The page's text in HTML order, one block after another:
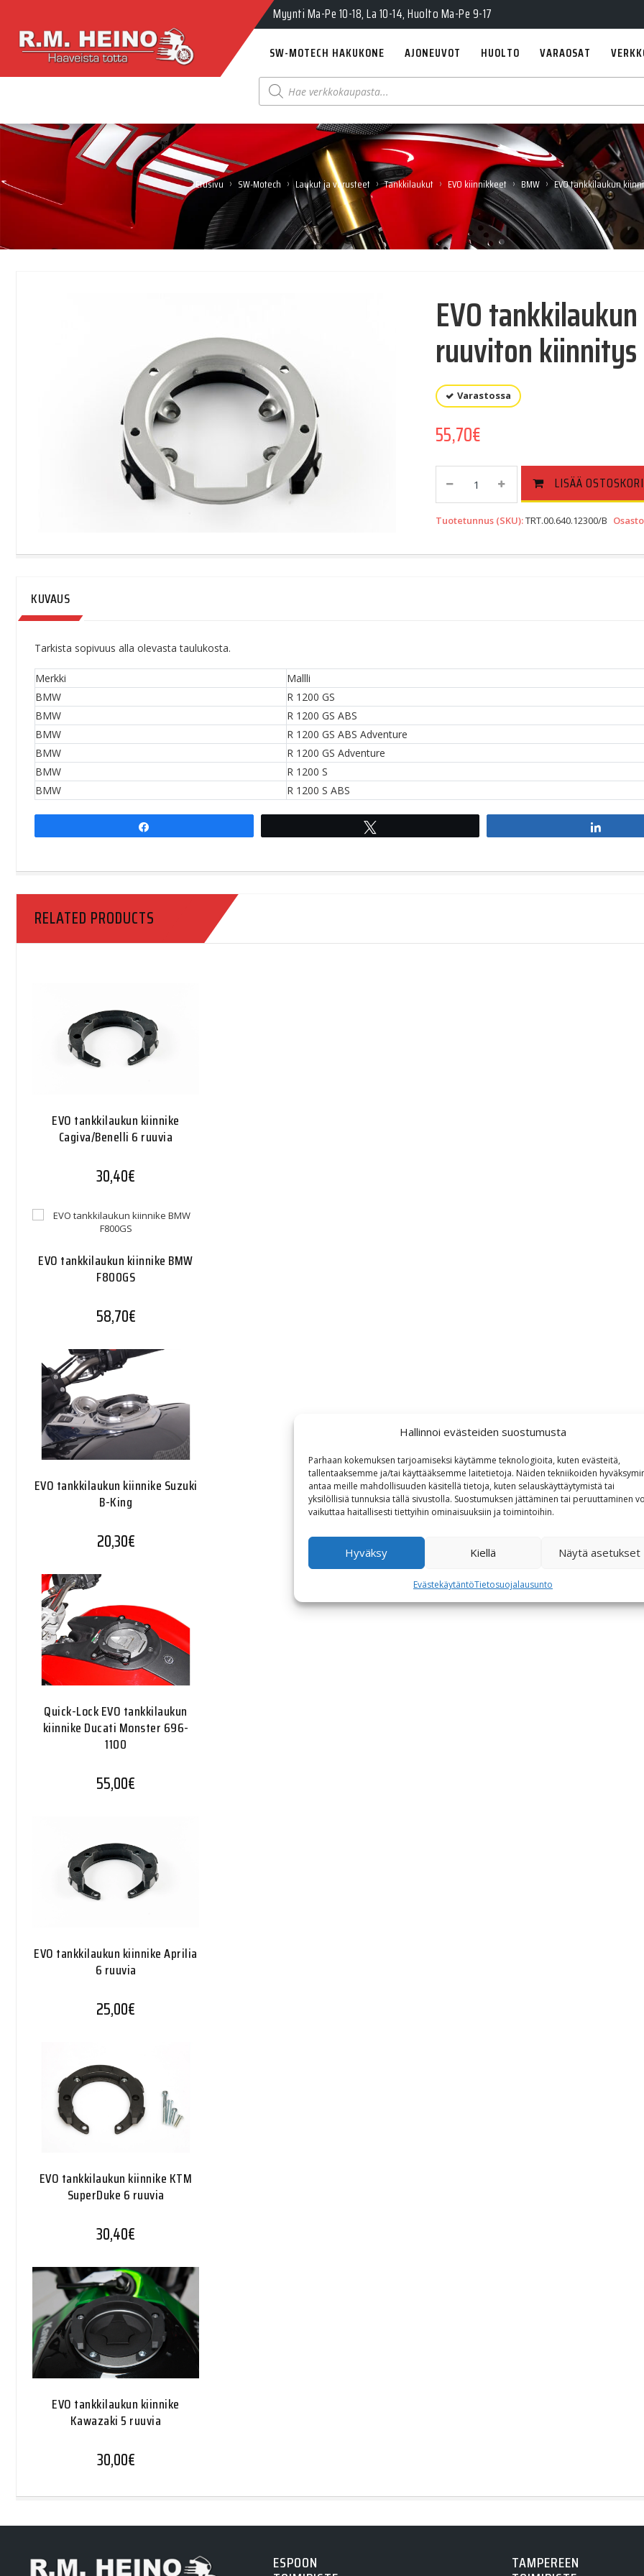
Hallinnoi evästeiden suostumusta
Parhaan kokemuksen tarjoamiseksi käytämme teknologioita, kuten evästeitä,
tallentaaksemme ja/tai käyttääksemme laitetietoja. Näiden tekniikoiden
antaa meille mahdollisuuden käsitellä tietoja, kuten selauskäyttäytymistä tai
yksilöllisiä tunnuksia tällä sivustolla. Suostumuksen jättäminen tai peruuttaminen
vaikuttaa haitallisesti tiettyihin ominaisuuksiin ja toimintoihin.
Hyväksy Kiellä Näytä asetukset
EvästekäytäntöTietosuojalausunto
Myynti Ma-Pe 10-18, La 10-14, Huolto Ma-Pe 9-17
SW-MOTECH HAKUKONE AJONEUVOT HUOLTO VARAOSAT
Products
search
Etusivu › SW-Motech › Laukut ja varusteet › Tankkilaukut › EVO kiinnikkeet › BMW › EVO tankkilaukun
EVO
ruuviton kiinnitys
Varastossa
55,70€
Tankkilaukun
BMW
1200
LISÄÄ
Tuotetunnus (SKU):TRT.00.640.12300/B
KUVAUS
Tarkista sopivuus alla olevasta taulukosta.
Merkki Mallli
BMW
R 1200 GS
BMW
R 1200 GS ABS
BMW
R 1200 GS ABS Adventure
BMW
R 1200 GS Adventure
BMW
R 1200 S
BMW
R 1200 S ABS
RELATED PRODUCTS
EVO tankkilaukun kiinnike
Cagiva/Benelli 6 ruuvia
30,40€
EVO tankkilaukun kiinnike BMW
F800GS
58,70€
EVO tankkilaukun kiinnike Suzuki
B-King
20,30€
Quick-Lock EVO tankkilaukun
kiinnike Ducati Monster 696-
1100
55,00€
EVO tankkilaukun kiinnike Aprilia
6 ruuvia
25,00€
EVO tankkilaukun kiinnike KTM
SuperDuke 6 ruuvia
30,40€
EVO tankkilaukun kiinnike
Kawazaki 5 ruuvia
30,00€
ESPOON TAMPEREEN